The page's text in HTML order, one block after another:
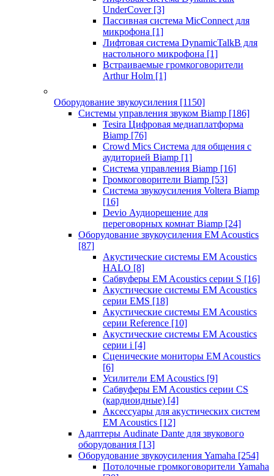
UnderCover [3]
Пассивная система MicConnect для
микрофона [1]
Лифтовая система DynamicTalkB для
настольного микрофона [1]
Встраиваемые громкоговорители
Arthur Holm [1]
Оборудование звукоусиления [1150]
Системы управления звуком Biamp [186]
Tesira Цифровая медиаплатформа
Biamp [76]
Crowd Mics Система для общения с
аудиторией Biamp [1]
Система управления Biamp [16]
Громкоговорители Biamp [53]
Система звукоусиления Voltera Biamp
[16]
Devio Аудиорешение для
переговорных комнат Biamp [24]
Оборудование звукоусиления EM Acoustics
[87]
Акустические системы EM Acoustics
HALO [8]
Сабвуферы EM Acoustics серии S [16]
Акустические системы EM Acoustics
серии EMS [18]
Акустические системы EM Acoustics
серии Reference [10]
Акустические системы EM Acoustics
серии i [4]
Сценические мониторы EM Acoustics
[6]
Усилители EM Acoustics [9]
Сабвуферы EM Acoustics серии CS
(кардиоидные) [4]
Аксессуары для акустических систем
EM Acoustics [12]
Адаптеры Audinate Dante для звукового
оборудования [13]
Оборудование звукоусиления Yamaha [254]
Потолочные громкоговорители Yamaha